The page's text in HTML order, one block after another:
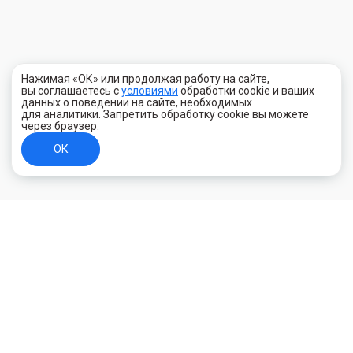
Нажимая «ОК» или продолжая работу на сайте,
вы соглашаетесь сусловиями обработки cookie и ваших
данных о поведении на сайте, необходимых
для аналитики. Запретить обработку cookie вы можете
через браузер.
ОК